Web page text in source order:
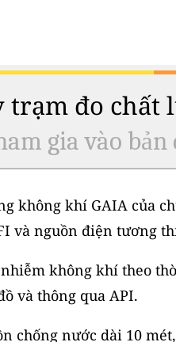
trạm đo
gia vào
không khí GAIA của
và nguồn điện tương
không khí theo
và thông qua API.
chống nước dài 10